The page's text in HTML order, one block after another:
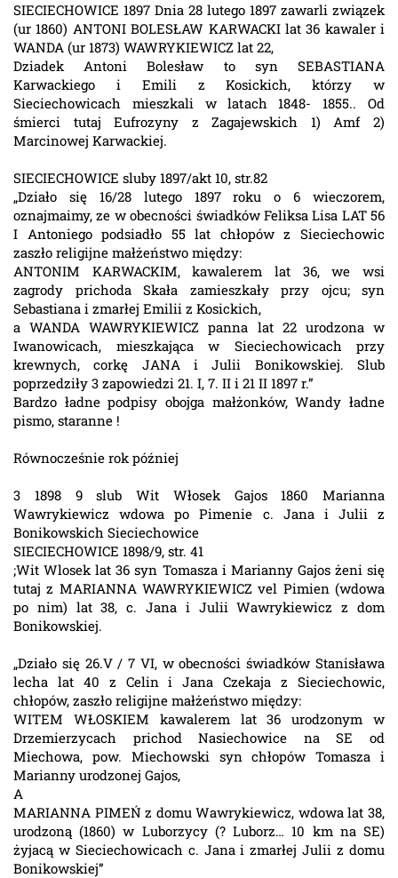
SIECIECHOWICE 1897 Dnia 28 lutego 1897 zawarli związek
(ur 1860) ANTONI BOLESŁAW KARWACKI lat 36 kawaler i
WANDA (ur 1873) WAWRYKIEWICZ lat 22,
Dziadek Antoni Bolesław to syn SEBASTIANA
Karwackiego i Emili z Kosickich, którzy w
Sieciechowicach mieszkali w latach 1848- 1855.. Od
śmierci tutaj Eufrozyny z Zagajewskich 1) Amf 2)
Marcinowej Karwackiej.
SIECIECHOWICE sluby 1897/akt 10, str.82
„Działo się 16/28 lutego 1897 roku o 6 wieczorem,
oznajmaimy, ze w obecności świadków Feliksa Lisa LAT 56
I Antoniego podsiadło 55 lat chłopów z Sieciechowic
zaszło religijne małżeństwo między:
ANTONIM KARWACKIM, kawalerem lat 36, we wsi
zagrody prichoda Skała zamieszkały przy ojcu; syn
Sebastiana i zmarłej Emilii z Kosickich,
a WANDA WAWRYKIEWICZ panna lat 22 urodzona w
Iwanowicach, mieszkająca w Sieciechowicach przy
krewnych, corkę JANA i Julii Bonikowskiej. Slub
poprzedziły 3 zapowiedzi 21. I, 7. II i 21 II 1897 r.”
Bardzo ładne podpisy obojga małżonków, Wandy ładne
pismo, staranne !
Równocześnie rok później
3 1898 9 slub Wit Włosek Gajos 1860 Marianna
Wawrykiewicz wdowa po Pimenie c. Jana i Julii z
Bonikowskich Sieciechowice
SIECIECHOWICE 1898/9, str. 41
;Wit Wlosek lat 36 syn Tomasza i Marianny Gajos żeni się
tutaj z MARIANNA WAWRYKIEWICZ vel Pimien (wdowa
po nim) lat 38, c. Jana i Julii Wawrykiewicz z dom
Bonikowskiej.
„Działo się 26.V / 7 VI, w obecności świadków Stanisława
lecha lat 40 z Celin i Jana Czekaja z Sieciechowic,
chłopów, zaszło religijne małżeństwo między:
WITEM WŁOSKIEM kawalerem lat 36 urodzonym w
Drzemierzycach prichod Nasiechowice na SE od
Miechowa, pow. Miechowski syn chłopów Tomasza i
Marianny urodzonej Gajos,
A
MARIANNA PIMEŃ z domu Wawrykiewicz, wdowa lat 38,
urodzoną (1860) w Luborzycy (? Luborz… 10 km na SE)
żyjacą w Sieciechowicach c. Jana i zmarłej Julii z domu
Bonikowskiej”